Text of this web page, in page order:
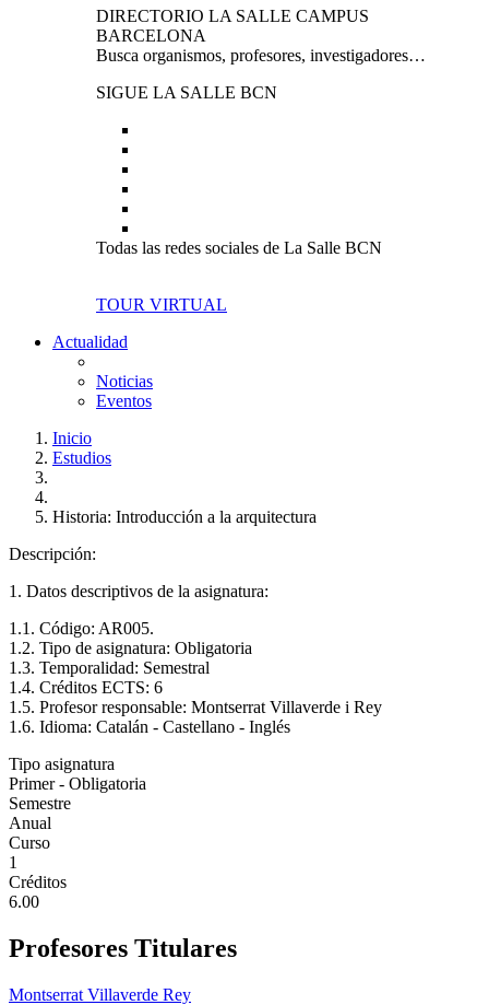
DIRECTORIO LA SALLE CAMPUS
BARCELONA
Busca organismos, profesores, investigadores…
SIGUE LA SALLE BCN
Todas las redes sociales de La Salle BCN
TOUR VIRTUAL
Actualidad
Noticias
Eventos
Inicio
Estudios
Historia: Introducción a la arquitectura
Descripción:
1. Datos descriptivos de la asignatura:
1.1. Código: AR005.
1.2. Tipo de asignatura: Obligatoria
1.3. Temporalidad: Semestral
1.4. Créditos ECTS: 6
1.5. Profesor responsable: Montserrat Villaverde i Rey
1.6. Idioma: Catalán - Castellano - Inglés
Tipo asignatura
Primer - Obligatoria
Semestre
Anual
Curso
1
Créditos
6.00
Profesores Titulares
Montserrat Villaverde Rey